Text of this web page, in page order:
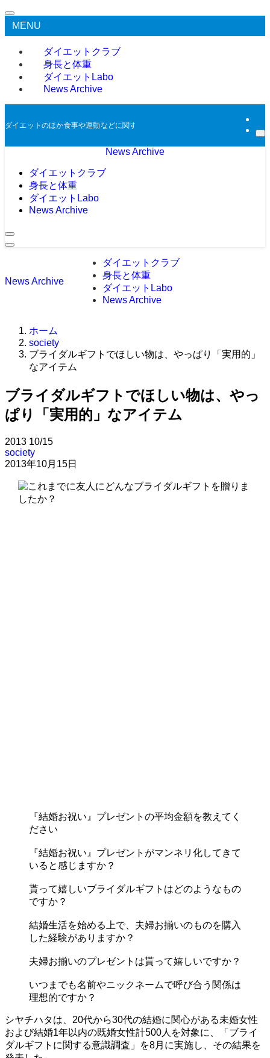
MENU
ダイエットクラブ
身長と体重
ダイエットLabo
News Archive
ダイエットのほか食事や運動などに関する過去のニュースをアーカイブとして
News Archive
ダイエットクラブ
身長と体重
ダイエットLabo
News Archive
News Archive
ダイエットクラブ
身長と体重
ダイエットLabo
News Archive
ホーム
society
ブライダルギフトでほしい物は、やっぱり「実用的」
なアイテム
ブライダルギフトでほしい物は、やっ
ぱり「実用的」なアイテム
2013 10/15
society
2013年10月15日
『結婚お祝い』プレゼントの平均金額を教えてく
ださい
『結婚お祝い』プレゼントがマンネリ化してきて
いると感じますか？
貰って嬉しいブライダルギフトはどのようなもの
ですか？
結婚生活を始める上で、夫婦お揃いのものを購入
した経験がありますか？
夫婦お揃いのプレゼントは貰って嬉しいですか？
いつまでも名前やニックネームで呼び合う関係は
理想的ですか？
シヤチハタは、20代から30代の結婚に関心がある未婚女性
および結婚1年以内の既婚女性計500人を対象に、「ブライ
ダルギフトに関する意識調査」を8月に実施し、その結果を